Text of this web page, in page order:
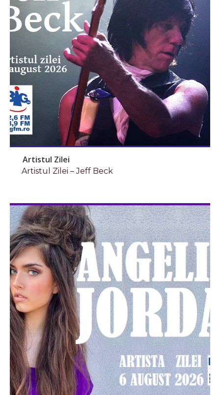
Artistul Zilei
Artistul Zilei – Jeff Beck